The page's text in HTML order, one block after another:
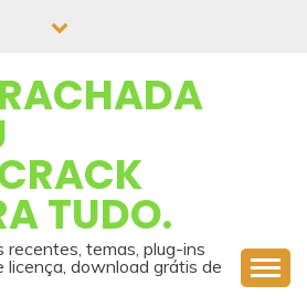
TUDO.
temas, plug-ins
licença, download grátis de